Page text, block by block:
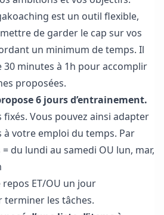
est un outil flexible,
de garder le cap sur vos
un minimum de temps. Il
minutes à 1h pour accomplir
proposées.
6 jours d’entrainement.
fixés. Vous pouvez ainsi adapter
à votre emploi du temps. Par
du lundi au samedi OU lun, mar,
ET/OU un jour
les tâches.